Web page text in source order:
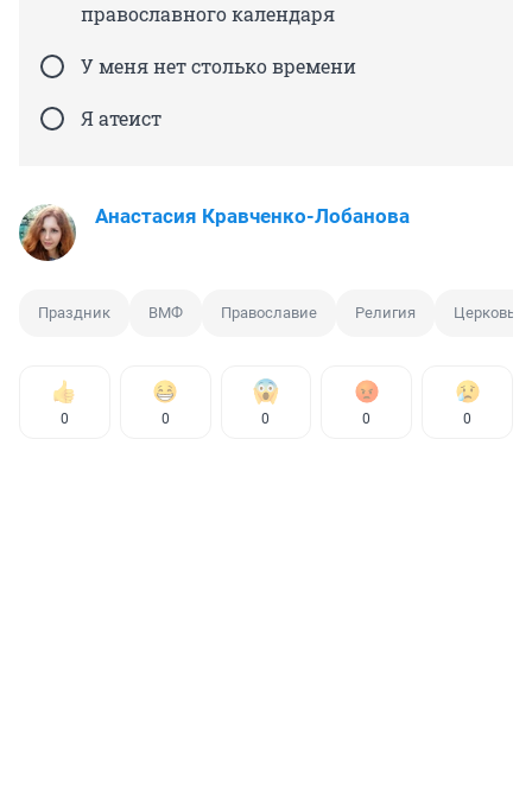
православного календаря
У меня нет столько времени
Я атеист
Анастасия Кравченко-Лобанова
Праздник ВМФ Православие Религия Церковь
0 0 0 0 0